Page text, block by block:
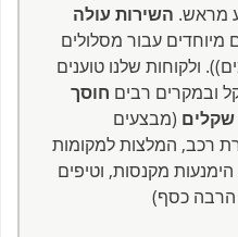
מראש. השירות עולה
מיוחדים עבור מסלולים
(עד 5 ימים)). ולקוחות שלנו טוענים
ובמקרים רבים חוסך
שקלים (מבצעים
רכב, המלצות למקומות
הימנעות מקנסות, וטיפים
הרבה כסף)